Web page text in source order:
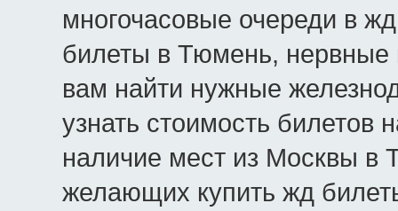
многочасовые очереди в
билеты в Тюмень, нервные
вам найти нужные
узнать стоимость
наличие мест из Москвы в
желающих купить жд